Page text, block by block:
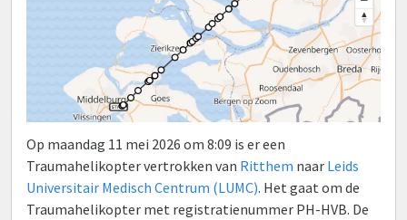
Op maandag 11 mei 2026 om 8:09 is er een
Traumahelikopter vertrokken van Ritthem naar Leids
Universitair Medisch Centrum (LUMC). Het gaat om de
Traumahelikopter met registratienummer PH-HVB. De